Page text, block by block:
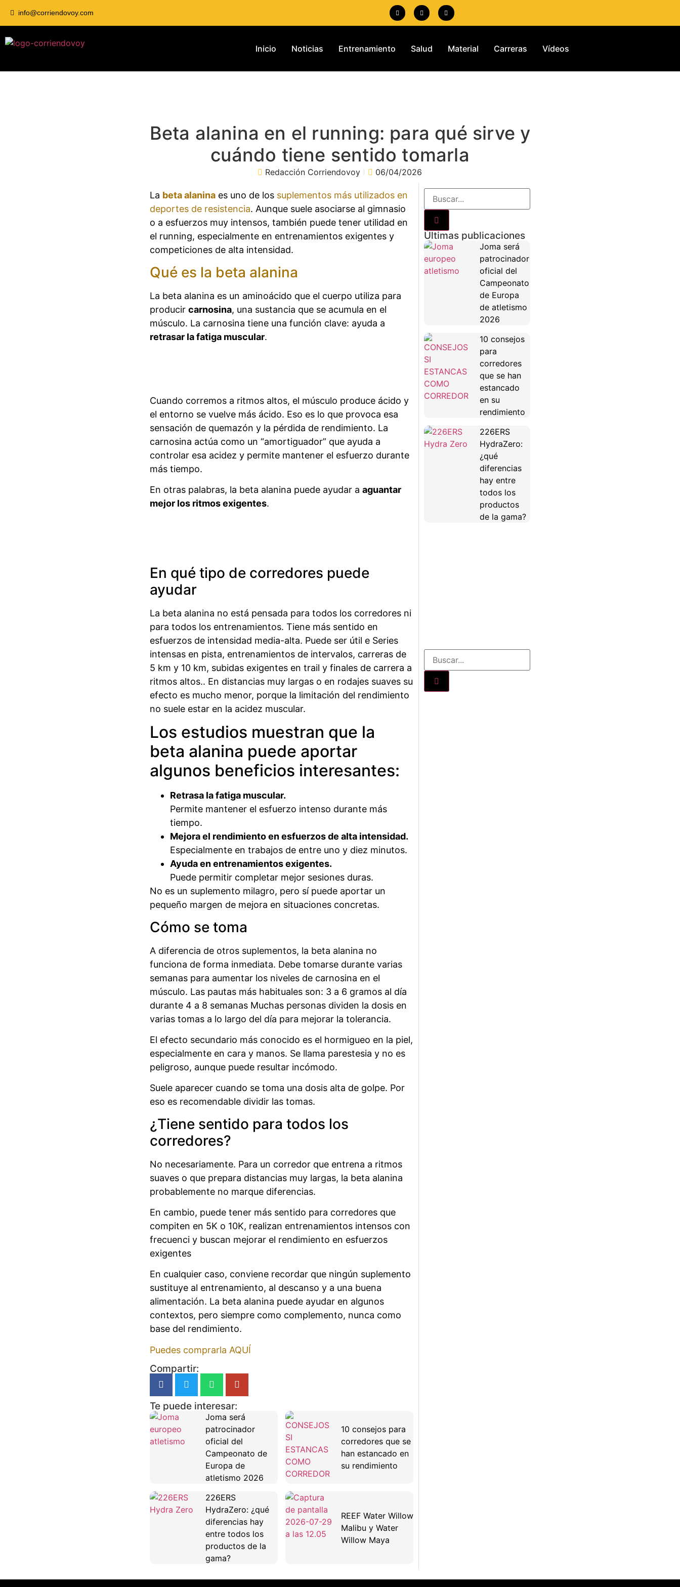
info@corriendovoy.com
Inicio Noticias Entrenamiento Salud Material Carreras Vídeos
Beta alanina en el running: para qué sirve y
cuándo tiene sentido tomarla
Redacción Corriendovoy 06/04/2026
La beta alanina es uno de los suplementos más utilizados en
deportes de resistencia. Aunque suele asociarse al gimnasio
o a esfuerzos muy intensos, también puede tener utilidad en
el running, especialmente en entrenamientos exigentes y
competiciones de alta intensidad.
Qué es la beta alanina
La beta alanina es un aminoácido que el cuerpo utiliza para
producir carnosina, una sustancia que se acumula en el
músculo. La carnosina tiene una función clave: ayuda a
retrasar la fatiga muscular.
Cuando corremos a ritmos altos, el músculo produce ácido y
el entorno se vuelve más ácido. Eso es lo que provoca esa
sensación de quemazón y la pérdida de rendimiento. La
carnosina actúa como un “amortiguador” que ayuda a
controlar esa acidez y permite mantener el esfuerzo durante
más tiempo.
En otras palabras, la beta alanina puede ayudar a aguantar
mejor los ritmos exigentes.
En qué tipo de corredores puede
ayudar
La beta alanina no está pensada para todos los corredores ni
para todos los entrenamientos. Tiene más sentido en
esfuerzos de intensidad media-alta. Puede ser útil e Series
intensas en pista, entrenamientos de intervalos, carreras de
5 km y 10 km, subidas exigentes en trail y finales de carrera a
ritmos altos.. En distancias muy largas o en rodajes suaves su
efecto es mucho menor, porque la limitación del rendimiento
no suele estar en la acidez muscular.
Los estudios muestran que la
beta alanina puede aportar
algunos beneficios interesantes:
Retrasa la fatiga muscular.
Permite mantener el esfuerzo intenso durante más
tiempo.
Mejora el rendimiento en esfuerzos de alta intensidad.
Especialmente en trabajos de entre uno y diez minutos.
Ayuda en entrenamientos exigentes.
Puede permitir completar mejor sesiones duras.
No es un suplemento milagro, pero sí puede aportar un
pequeño margen de mejora en situaciones concretas.
Cómo se toma
A diferencia de otros suplementos, la beta alanina no
funciona de forma inmediata. Debe tomarse durante varias
semanas para aumentar los niveles de carnosina en el
músculo. Las pautas más habituales son: 3 a 6 gramos al día
durante 4 a 8 semanas Muchas personas dividen la dosis en
varias tomas a lo largo del día para mejorar la tolerancia.
El efecto secundario más conocido es el hormigueo en la piel,
especialmente en cara y manos. Se llama parestesia y no es
peligroso, aunque puede resultar incómodo.
Suele aparecer cuando se toma una dosis alta de golpe. Por
eso es recomendable dividir las tomas.
¿Tiene sentido para todos los
corredores?
No necesariamente. Para un corredor que entrena a ritmos
suaves o que prepara distancias muy largas, la beta alanina
probablemente no marque diferencias.
En cambio, puede tener más sentido para corredores que
compiten en 5K o 10K, realizan entrenamientos intensos con
frecuenci y buscan mejorar el rendimiento en esfuerzos
exigentes
En cualquier caso, conviene recordar que ningún suplemento
sustituye al entrenamiento, al descanso y a una buena
alimentación. La beta alanina puede ayudar en algunos
contextos, pero siempre como complemento, nunca como
base del rendimiento.
Puedes comprarla AQUÍ
Compartir:
Te puede interesar:
Joma será
patrocinador
oficial del
Campeonato de
Europa de
atletismo 2026
10 consejos para
corredores que se
han estancado en
su rendimiento
226ERS
HydraZero: ¿qué
diferencias hay
entre todos los
productos de la
gama?
REEF Water Willow
Malibu y Water
Willow Maya
Últimas publicaciones
Joma será
patrocinador
oficial del
Campeonato
de Europa
de atletismo
2026
10 consejos
para
corredores
que se han
estancado
en su
rendimiento
226ERS
HydraZero:
¿qué
diferencias
hay entre
todos los
productos
de la gama?